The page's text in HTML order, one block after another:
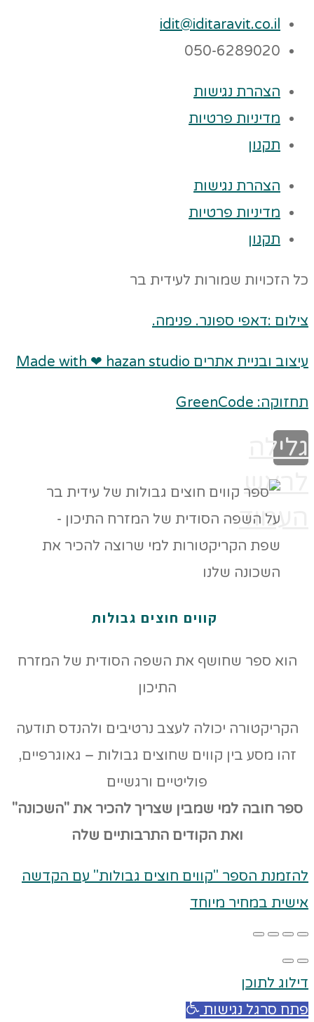
idit@iditaravit.co.il
050-6289020
הצהרת נגישות
מדיניות פרטיות
תקנון
הצהרת נגישות
מדיניות פרטיות
תקנון
כל הזכויות שמורות לעידית בר
צילום :דאפי ספונר. פנימה.
עיצוב ובניית אתרים Made with ❤ hazan studio
תחזוקה: GreenCode
גלילה
לראש
העמוד
קווים חוצים גבולות
הוא ספר שחושף את השפה הסודית של המזרח
התיכון
הקריקטורה יכולה לעצב נרטיבים ולהנדס תודעה
זהו מסע בין קווים שחוצים גבולות – גאוגרפיים,
פוליטיים ורגשיים
ספר חובה למי שמבין שצריך להכיר את "השכונה"
ואת הקודים התרבותיים שלה
להזמנת הספר "קווים חוצים גבולות" עם הקדשה
אישית במחיר מיוחד
דילוג לתוכן
פתח סרגל נגישות